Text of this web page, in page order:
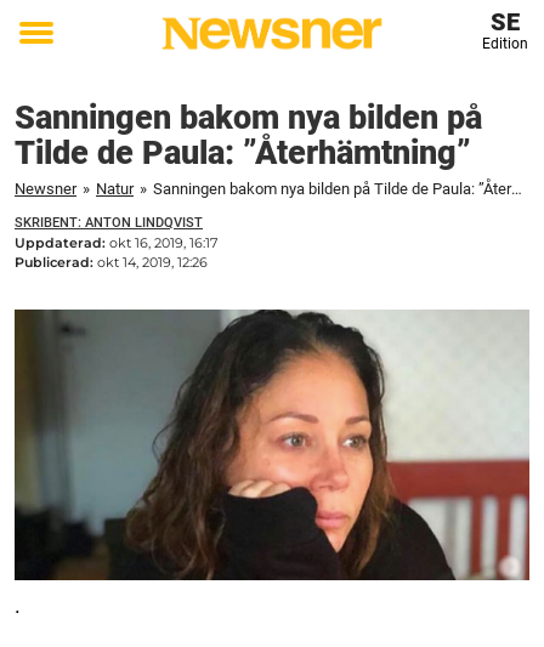
Toggle
SE
Edition
Sanningen bakom nya bilden på
Tilde de Paula: ”Återhämtning”
Newsner » Natur » Sanningen bakom nya bilden på Tilde de Paula: ”Återhämtning”
SKRIBENT: ANTON LINDQVIST
Uppdaterad: okt 16, 2019, 16:17
Publicerad: okt 14, 2019, 12:26
.